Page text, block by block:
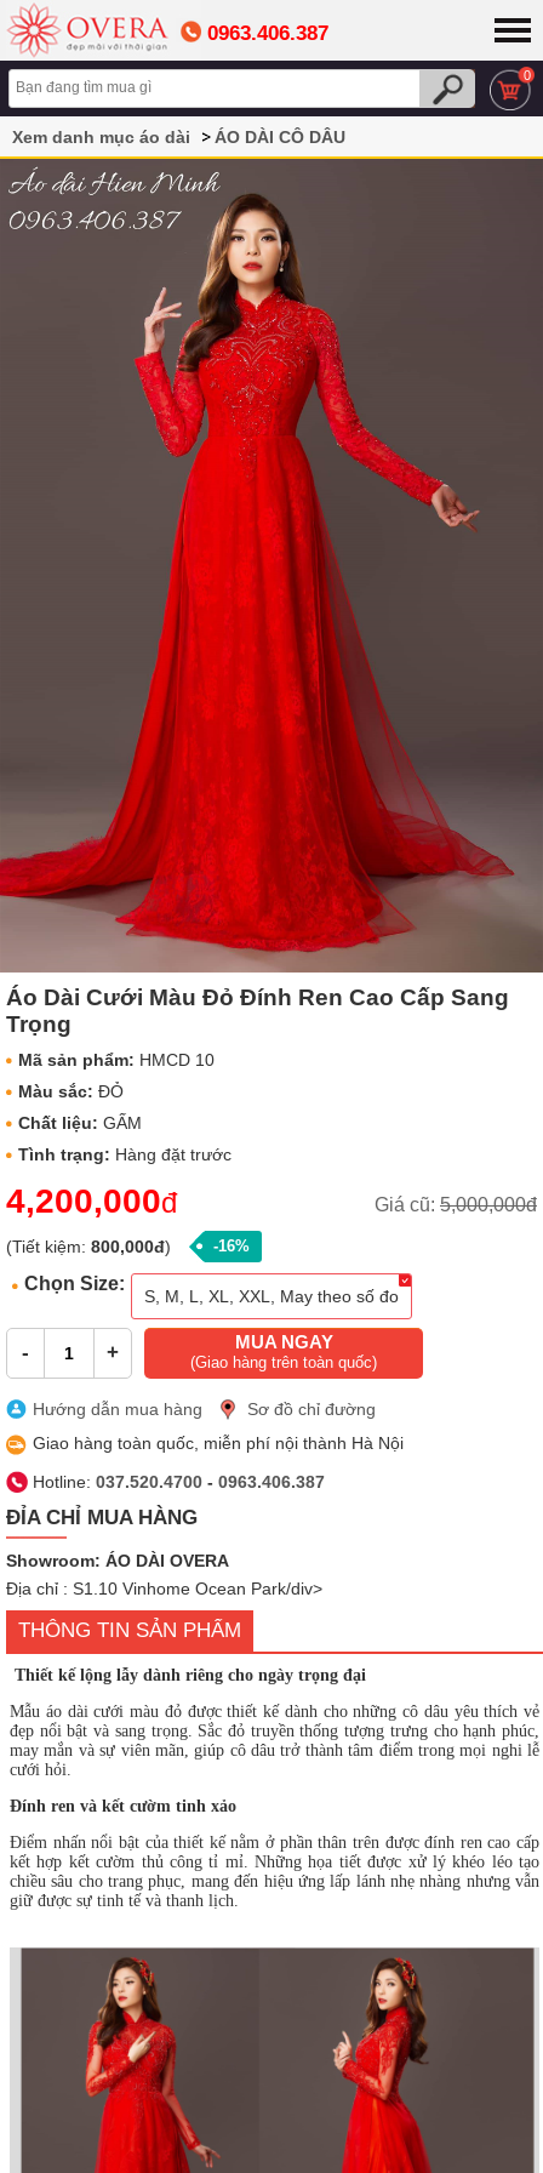
0963.406.387
0
Xem danh mục áo dài
ÁO DÀI CÔ DÂU
Áo Dài Cưới Màu Đỏ Đính Ren Cao Cấp Sang Trọng
Áo Dài Cưới Màu Đỏ Đính Ren Cao Cấp Sang
Trọng
Mã sản phẩm: HMCD 10
Màu sắc: ĐỎ
Chất liệu: GẤM
Tình trạng: Hàng đặt trước
Giá cũ: 5,000,000đ
4,200,000đ
(Tiết kiệm: 800,000đ) -16%
Chọn Size:
S, M, L, XL, XXL, May theo số đo
- + MUA NGAY
(Giao hàng trên toàn quốc)
Hướng dẫn mua hàng
Sơ đồ chỉ đường
Giao hàng toàn quốc, miễn phí nội thành Hà Nội
Hotline: 037.520.4700 - 0963.406.387
ĐỈA CHỈ MUA HÀNG
Showroom: ÁO DÀI OVERA
Địa chỉ : S1.10 Vinhome Ocean Park/div>
THÔNG TIN SẢN PHẨM
Thiết kế lộng lẫy dành riêng cho ngày trọng đại
Mẫu áo dài cưới màu đỏ được thiết kế dành cho những cô dâu yêu thích vẻ
đẹp nổi bật và sang trọng. Sắc đỏ truyền thống tượng trưng cho hạnh phúc,
may mắn và sự viên mãn, giúp cô dâu trở thành tâm điểm trong mọi nghi lễ
cưới hỏi.
Đính ren và kết cườm tinh xảo
Điểm nhấn nổi bật của thiết kế nằm ở phần thân trên được đính ren cao cấp
kết hợp kết cườm thủ công tỉ mỉ. Những họa tiết được xử lý khéo léo tạo
chiều sâu cho trang phục, mang đến hiệu ứng lấp lánh nhẹ nhàng nhưng vẫn
giữ được sự tinh tế và thanh lịch.